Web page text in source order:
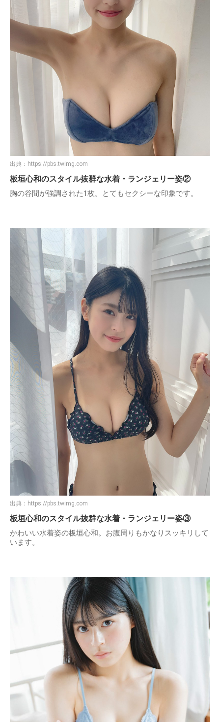
出典： https://pbs.twimg.com
板垣心和のスタイル抜群な水着・ランジェリー姿②
胸の谷間が強調された1枚。とてもセクシーな印象です。
出典： https://pbs.twimg.com
板垣心和のスタイル抜群な水着・ランジェリー姿③
かわいい水着姿の板垣心和。お腹周りもかなりスッキリして
います。